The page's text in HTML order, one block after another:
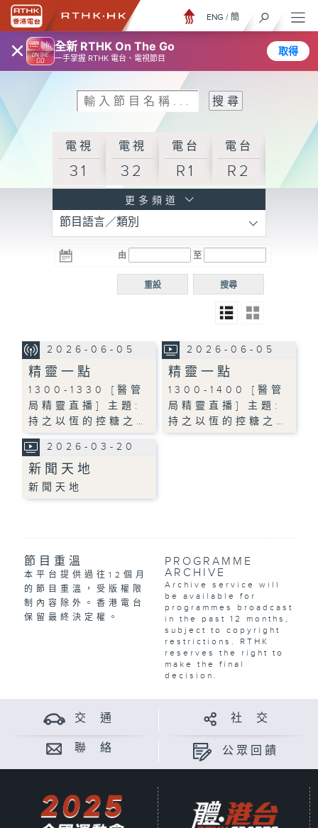
× 全新 RTHK On The Go
一手掌握 RTHK 電台、電視節目
取得
ENG / 簡
電視
31
電視
32
電台
R1
電台
R2
R3
電台 電台
R5
電台
普通
更多頻道
節目語言／類別
由 至
搜尋
重設
2026-06-05
精靈一點
1300-1330 [醫管
局精靈直播] 主題:
持之以恆的控糖之…
2026-06-05
精靈一點
1300-1400 [醫管
局精靈直播] 主題:
持之以恆的控糖之…
2026-03-20
新聞天地
新聞天地
節目重溫
本平台提供過往12個月
的節目重溫，受版權限
制內容除外。香港電台
保留最終決定權。
PROGRAMME
ARCHIVE
Archive service will
be available for
programmes broadcast
in the past 12 months,
subject to copyright
restrictions. RTHK
reserves the right to
make the final
decision.
交 通 社 交
聯 絡 公眾回饋